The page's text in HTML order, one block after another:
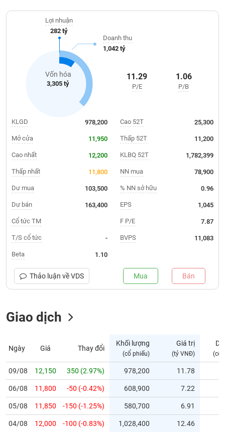
số
Biến
động
phiếu
Giao
dịch
nội
bộ
Trạng
thái
phiếu
thị
trường
yết
Niêm
mới
Niêm
yết
bổ
khoán Thành phố Hồ Chí Minh (HOSE) vào năm 2017.
Vốn hóa
3,305 tỷ
Lợi nhuận
282 tỷ
Doanh thu
1,042 tỷ
11.29
P/E
1.06
P/B
KLGD 978,200
Mở cửa 11,950
Cao nhất 12,200
Thấp nhất 11,800
Dư mua 103,500
Dư bán 163,400
Cổ tức TM
T/S cổ tức -
Beta 1.10
Cao 52T 25,300
Thấp 52T 11,200
KLBQ 52T 1,782,399
NN mua 78,900
% NN sở hữu 0.96
EPS 1,045
F P/E 7.87
BVPS 11,083
Thảo luận vềVDS Mua Bán
Giao dịch
Ngày Giá Thay đổi
Khối lượng
(cổ phiếu)
Giá trị
(tỷ VNĐ) (cổ
09/08 12,150 350 (2.97%) 978,200 11.78
06/08 11,800 -50 (-0.42%) 608,900 7.22
05/08 11,850 -150 (-1.25%) 580,700 6.91
04/08 12,000 -100 (-0.83%) 1,028,400 12.46
PHÂN
TÍCH
VIETSTOCKFINANCE
VĨ
MÔ
NGÀNH
NGHIỆP
CỔ
SINH